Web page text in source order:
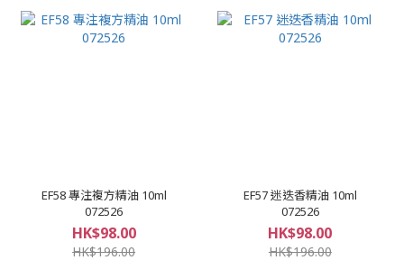
EF58 專注複方精油 10ml
072526
HK$98.00
HK$196.00
EF57 迷迭香精油 10ml
072526
HK$98.00
HK$196.00